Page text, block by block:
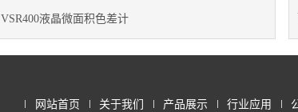
VSR400液晶微面积色差计
网站首页 关于我们 产品展示 行业应用